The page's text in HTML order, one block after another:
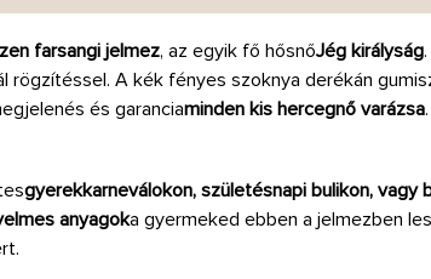
farsangi jelmez, az egyik fő hősnőJég királyság
rögzítéssel. A kék fényes szoknya derékán
és garanciaminden kis hercegnő varázsa
gyerekkarneválokon, születésnapi bulikon, vagy
anyagoka gyermeked ebben a jelmezben